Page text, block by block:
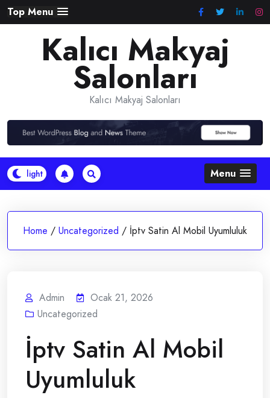
Skip
to
Top Menu
Kalıcı Makyaj
Salonları
Kalıcı Makyaj Salonları
Menu
Home / Uncategorized / İptv Satin Al Mobil Uyumluluk
Admin
Ocak 21, 2026
Uncategorized
İptv Satin Al Mobil
Uyumluluk